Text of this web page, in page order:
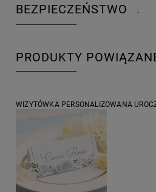
BEZPIECZEŃSTWO ↓
PRODUKTY
WIZYTÓWKA PERSONALIZOWANA